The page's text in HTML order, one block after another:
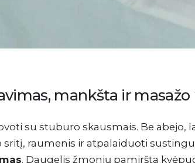
mankšta ir
su stuburo skausmais. Be abejo,
raumenis ir atpalaiduoti
. Daugelis žmonių pamiršta